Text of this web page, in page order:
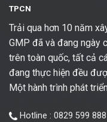
TPCN
Trải qua hơn 10 năm
GMP đã và đang ngày
trên toàn quốc, tất cả
đang thực hiện đều
Một hành trình phát
Hotline : 0829 599 888